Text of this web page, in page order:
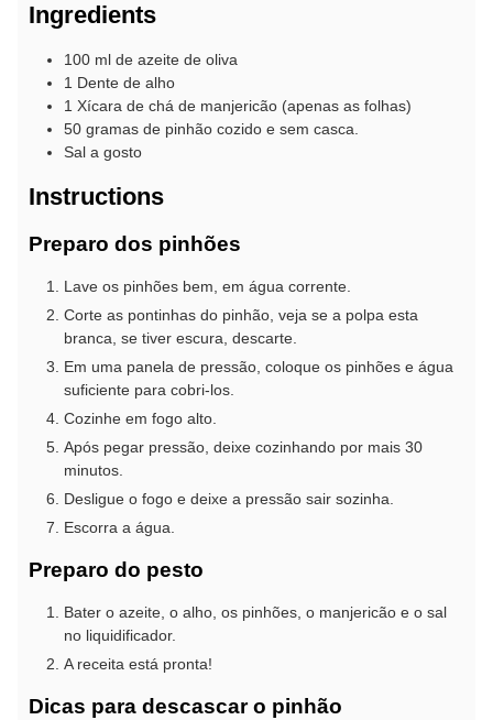
Ingredients
100 ml de azeite de oliva
1 Dente de alho
1 Xícara de chá de manjericão (apenas as folhas)
50 gramas de pinhão cozido e sem casca.
Sal a gosto
Instructions
Preparo dos pinhões
Lave os pinhões bem, em água corrente.
Corte as pontinhas do pinhão, veja se a polpa esta
branca, se tiver escura, descarte.
Em uma panela de pressão, coloque os pinhões e água
suficiente para cobri-los.
Cozinhe em fogo alto.
Após pegar pressão, deixe cozinhando por mais 30
minutos.
Desligue o fogo e deixe a pressão sair sozinha.
Escorra a água.
Preparo do pesto
Bater o azeite, o alho, os pinhões, o manjericão e o sal
no liquidificador.
A receita está pronta!
Dicas para descascar o pinhão